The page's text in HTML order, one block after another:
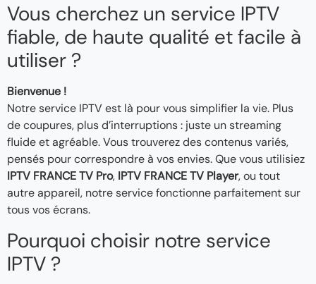
Vous cherchez un service IPTV
fiable, de haute qualité et facile à
utiliser ?
Bienvenue !
Notre service IPTV est là pour vous simplifier la vie. Plus
de coupures, plus d’interruptions : juste un streaming
fluide et agréable. Vous trouverez des contenus variés,
pensés pour correspondre à vos envies. Que vous utilisiez
IPTV FRANCE TV Pro, IPTV FRANCE TV Player, ou tout
autre appareil, notre service fonctionne parfaitement sur
tous vos écrans.
Pourquoi choisir notre service
IPTV ?